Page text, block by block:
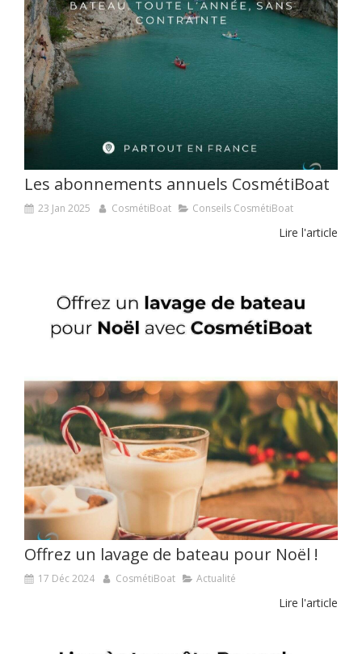
Les abonnements annuels CosmétiBoat
23 Jan 2025 CosmétiBoat Conseils CosmétiBoat
Lire l'article
Offrez un lavage de bateau pour Noël !
17 Déc 2024 CosmétiBoat Actualité
Lire l'article